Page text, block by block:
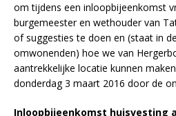
om tijdens een inloopbijeenkomst
burgemeester en wethouder van
of suggesties te doen en (staat in
omwonenden) hoe we van
aantrekkelijke locatie kunnen
donderdag 3 maart 2016 door de
Inloopbijeenkomst huisvesting